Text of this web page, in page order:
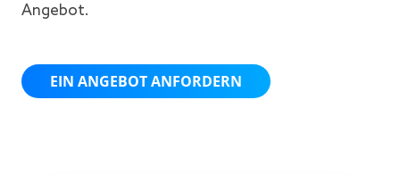
Angebot.
EIN ANGEBOT ANFORDERN